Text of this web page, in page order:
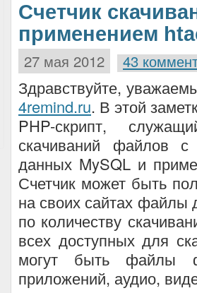
Счетчик
применением
27 мая 2012 43
Здравствуйте,
4remind.ru. В этой
PHP-скрипт,
скачиваний файлов
данных MySQL и
Счетчик может быть
на своих сайтах файлы
по количеству
всех доступных для
могут быть файлы
приложений, аудио,